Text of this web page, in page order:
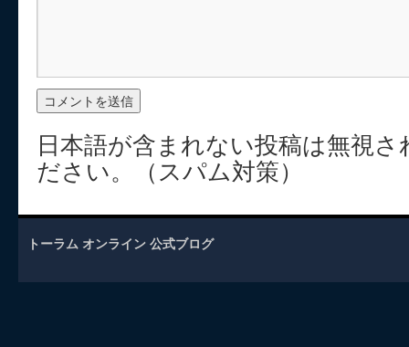
日本語が含まれない投稿は無視
ださい。（スパム対策）
トーラム オンライン 公式ブログ